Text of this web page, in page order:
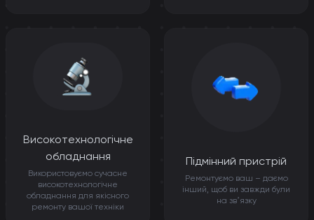
Високотехнологічне
обладнання
Використовуємо сучасне
високотехнологічне
обладнання для якісного
ремонту вашої техніки
Підмінний пристрій
Ремонтуємо ваш – даємо
інший, щоб ви завжди були
на звʼязку